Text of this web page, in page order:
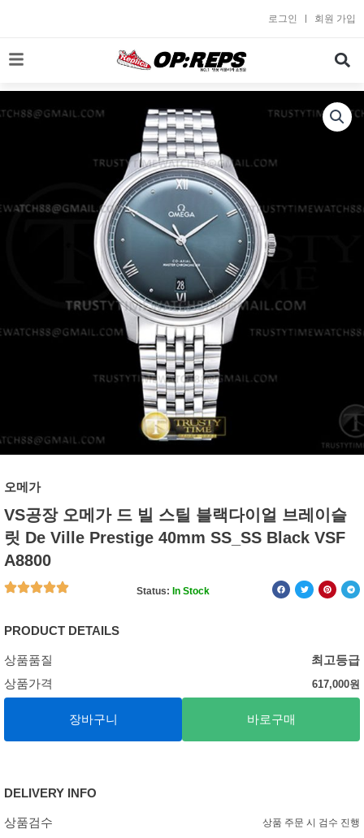
로
너
로그인 회원 가입
오메가
VS공장 오메가 드 빌 스틸 블랙다이얼 브레이슬
릿 De Ville Prestige 40mm SS_SS Black VSF
A8800
Status: In Stock
PRODUCT DETAILS
상품품질
최고등급
상품가격
617,000원
장바구니 바로구매
DELIVERY INFO
상품검수 상품 주문 시 검수 진행